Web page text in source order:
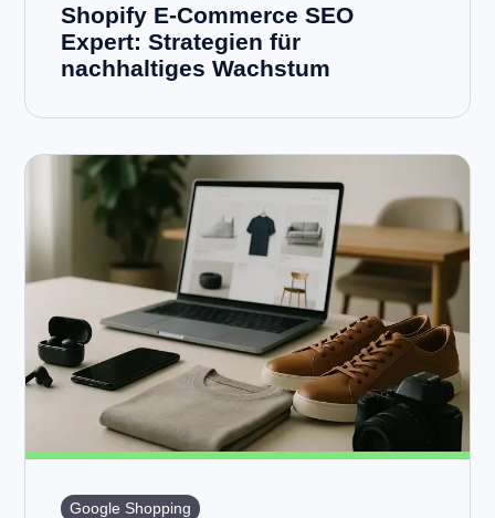
Shopify E-Commerce SEO
Expert: Strategien für
nachhaltiges Wachstum
Google Shopping